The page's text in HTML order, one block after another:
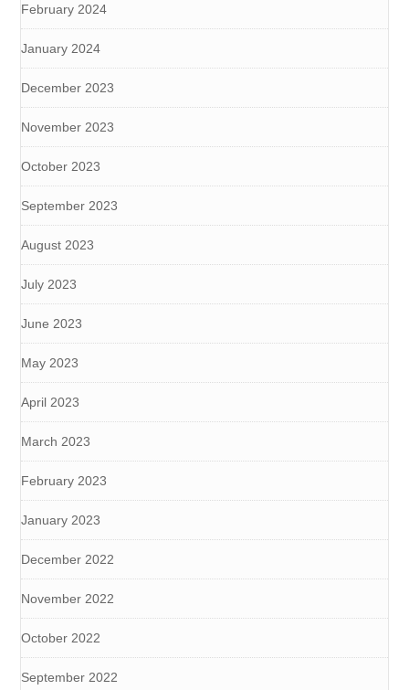
February 2024
January 2024
December 2023
November 2023
October 2023
September 2023
August 2023
July 2023
June 2023
May 2023
April 2023
March 2023
February 2023
January 2023
December 2022
November 2022
October 2022
September 2022